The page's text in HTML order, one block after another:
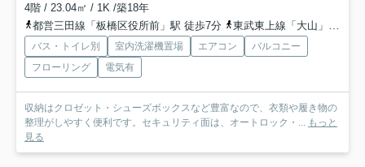
4階 / 23.04㎡ / 1K /築18年
都営三田線「板橋区役所前」駅 徒歩7分
東武東上線「大山」駅 徒歩14分
バス・トイレ別 室内洗濯機置場 エアコン
バルコニー
フローリング
電気有
収納はクロゼット・シューズボックスなど豊富なので、衣類や履き物の
整理がしやすく便利です。セキュリティ面は、オートロック・... もっと
見る